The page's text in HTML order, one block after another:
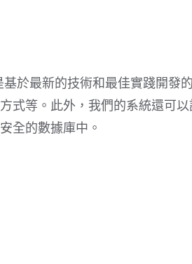
於最新的技術和最佳實踐開發
式等。此外，我們的系統還可
全的數據庫中。